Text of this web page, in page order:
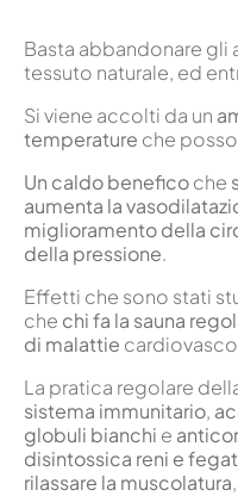
Basta abbandonare gli
tessuto naturale, ed
Si viene accolti da un
temperature che
Un caldo beneficoche
aumenta la
miglioramento della
della pressione.
Effetti che sono stati
che chi fa la sauna
di malattie
La pratica regolare
sistema immunitario,
globuli bianchi e
disintossica reni e
rilassare la muscolatura,